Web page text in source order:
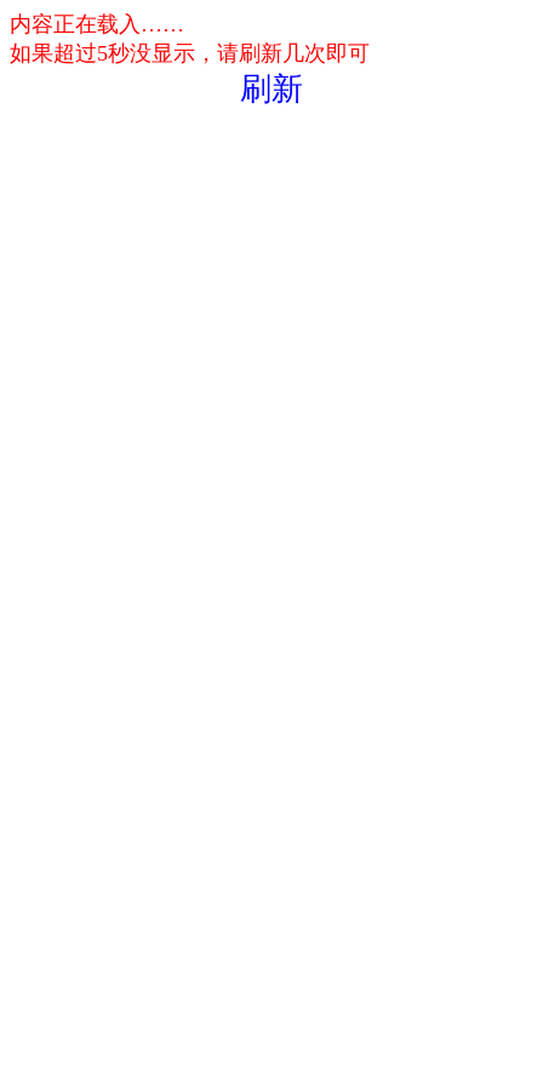
内容正在载入……
如果超过5秒没显示，请刷新几次即可
刷新